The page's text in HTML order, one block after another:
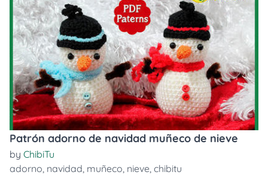
Patrón adorno de navidad muñeco de nieve
by ChibiTu
adorno, navidad, muñeco, nieve, chibitu